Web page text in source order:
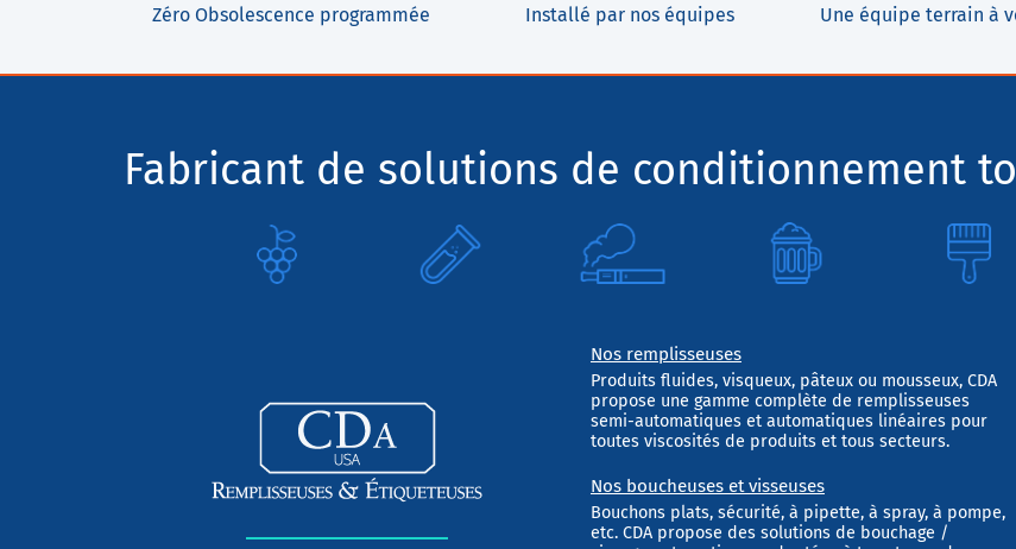
Zéro Obsolescence programmée Installé par nos équipes Une équipe terrain à
Fabricant de solutions de conditionnement
Nos remplisseuses
Produits fluides, visqueux, pâteux ou mousseux, CDA
propose une gamme complète de remplisseuses
semi-automatiques et automatiques linéaires pour
toutes viscosités de produits et tous secteurs.
Nos boucheuses et visseuses
Bouchons plats, sécurité, à pipette, à spray, à pompe,
etc. CDA propose des solutions de bouchage /